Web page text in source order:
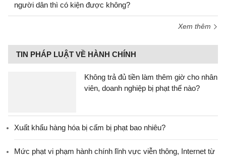
người dân thì có kiện được không?
Xem thêm
TIN PHÁP LUẬT VỀ HÀNH CHÍNH
Không trả đủ tiền làm thêm giờ cho nhân
viên, doanh nghiệp bị phạt thế nào?
Xuất khẩu hàng hóa bị cấm bị phạt bao nhiêu?
Mức phạt vi phạm hành chính lĩnh vực viễn thông, Internet từ